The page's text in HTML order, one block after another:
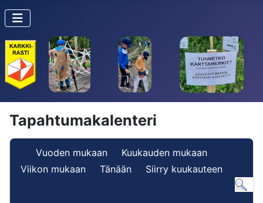
Tapahtumakalenteri
Vuoden mukaan
Kuukauden mukaan
Viikon mukaan
Tänään Siirry kuukauteen